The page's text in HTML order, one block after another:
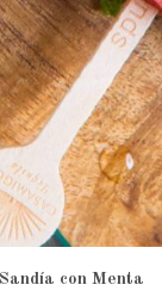
con Menta